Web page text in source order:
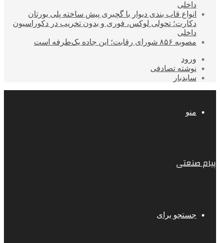
داخلی
انواع قاب بندی دیوار با گچبری پیش ساخته پلی یورتان
دکارت؛ تحولی لوکس، فوری و بدون تخریب در دکوراسیون
داخلی
مصوبه ۸۵۶ شورای رقابت؛ این جاده یک‌طرفه است
ورود
نوشته تصادفی
سایدبار
منو
پیام صنعتی
جستجو برای